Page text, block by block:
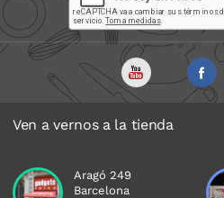
Ven a vernos a la tienda
Aragó 249
Barcelona